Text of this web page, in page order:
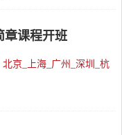
章课程开班
北京_上海_广州_深圳_杭